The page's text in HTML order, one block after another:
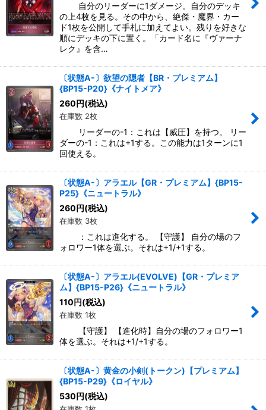
自分のリーダーに1ダメージ。自分のデッキ
の上4枚を見る。その中から、絶傑・魔界・カー
ド1枚を公開して手札に加えてよい。残りを好きな
順にデッキの下に置く。「カード名に『ヴァーナ
レク』を含…
〔状態A-〕欲望の隠者【BR・プレミアム】
{BP15-P20}《ナイトメア》
260円(税込)
在庫数 2枚
リーダーの-1：これは【威圧】を持つ。 リー
ダーの-1：これは+1する。この能力は1ターンに1
回使える。
〔状態A-〕アラエル【GR・プレミアム】{BP15-
P25}《ニュートラル》
260円(税込)
在庫数 3枚
：これは進化する。 【守護】 自分の場のフ
ォロワー1体を選ぶ。それは+1/+1する。
〔状態A-〕アラエル(EVOLVE)【GR・プレミア
ム】{BP15-P26}《ニュートラル》
110円(税込)
在庫数 1枚
【守護】 【進化時】自分の場のフォロワー1
体を選ぶ。それは+1/+1する。
〔状態A-〕黄金の小剣(トークン)【プレミアム】
{BP15-P29}《ロイヤル》
530円(税込)